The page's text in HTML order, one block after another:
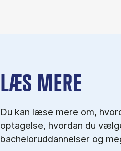
LÆS MERE
Du kan læse mere om,
optagelse, hvordan du
bacheloruddannelser og